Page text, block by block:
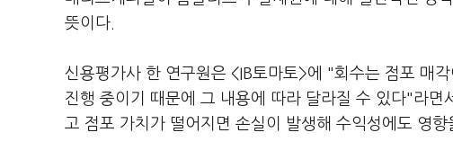
뜻이다.
신용평가사 한 연구원은 <IB토마토>에 "회수는 점포 매
진행 중이기 때문에 그 내용에 따라 달라질 수 있다"라
고 점포 가치가 떨어지면 손실이 발생해 수익성에도 영향